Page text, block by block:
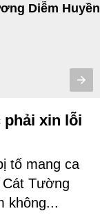
Diễm Huyền
phải xin lỗi
tố mang ca
Cát Tường
không...